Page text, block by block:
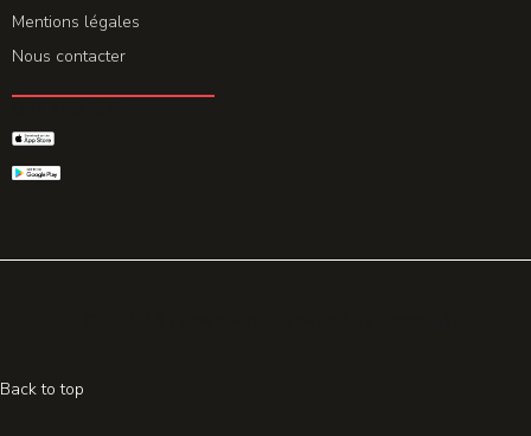
Mentions légales
Nous contacter
Back to top